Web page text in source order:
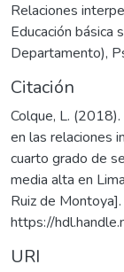
Relaciones
Educación básica
Departamento),
Citación
Colque, L.
en las relaciones
cuarto grado de
media alta en
Ruiz de
https://
URI